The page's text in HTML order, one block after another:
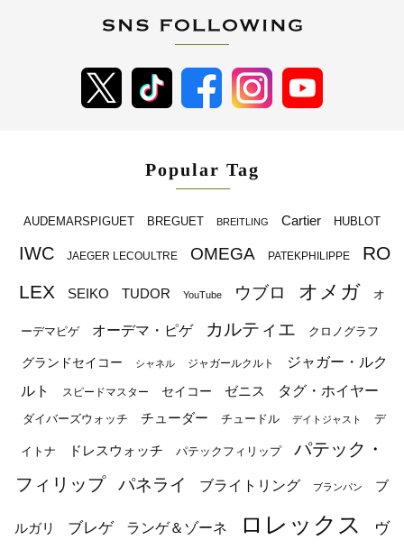
Popular Tag
AUDEMARSPIGUET BREGUET BREITLING Cartier HUBLOT
IWC JAEGER LECOULTRE OMEGA PATEKPHILIPPE
RO
LEX
SEIKO TUDOR YouTube ウブロ オメガ オ
ーデマピゲ オーデマ・ピゲ カルティエ クロノグラフ
グランドセイコー シャネル ジャガールクルト
ジャガー・ルク
ルト
スピードマスター セイコー ゼニス タグ・ホイヤー
ダイバーズウォッチ チューダー チュードル デイトジャスト デ
イトナ ドレスウォッチ パテックフィリップ
パテック・
フィリップ
パネライ ブライトリング ブランパン ブ
ルガリ ブレゲ ランゲ＆ゾーネ ロレックス ヴ